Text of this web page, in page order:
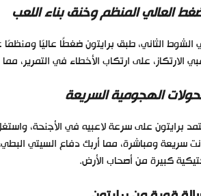
العالي المنظم وخنق بناء اللعب
الثاني، طبق برايتون ضغطًا عاليًا
الارتكاز، على ارتكاب الأخطاء في
الهجومية السريعة
برايتون على سرعة لاعبيه في الأجنحة،
سريعة ومباشرة، مما أربك دفاع السيتي
كبيرة من أصحاب الأرض.